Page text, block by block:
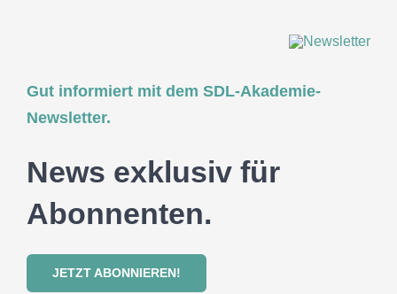
Gut informiert mit dem SDL-Akademie-
Newsletter.
News exklusiv für
Abonnenten.
JETZT ABONNIEREN!